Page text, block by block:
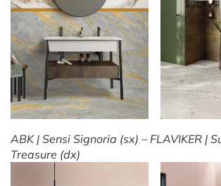
ABK | Sensi Signoria (sx) – FLAVIKER |
Treasure (dx)